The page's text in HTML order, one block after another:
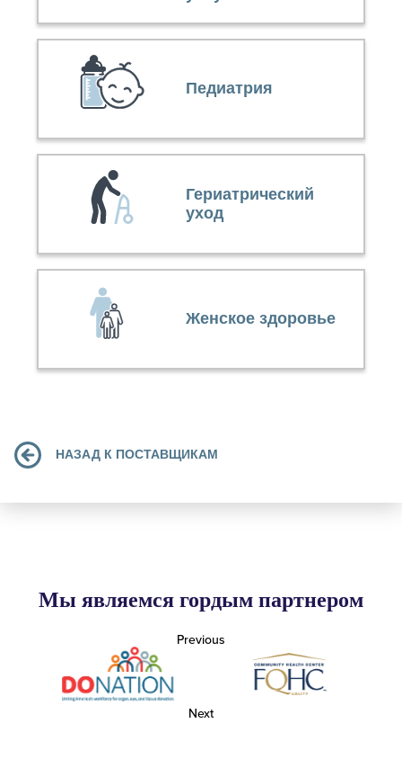
Педиатрия
Гериатрический
уход
Женское здоровье
НАЗАД К ПОСТАВЩИКАМ
Мы являемся гордым партнером
Previous
Next